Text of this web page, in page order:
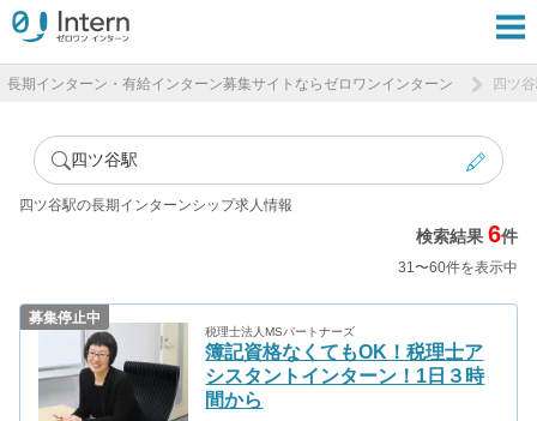
長期インターン・有給インターン募集サイトならゼロワンインターン 四ツ
四ツ谷駅
四ツ谷駅の長期インターンシップ求人情報
検索結果6件
31〜60件を表示中
募集停止中
税理士法人MSパートナーズ
簿記資格なくてもOK！税理士ア
シスタントインターン！1日３時
間から